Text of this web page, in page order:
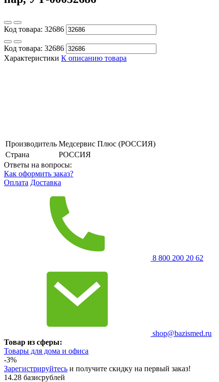
Код товара: 32686
Код товара: 32686
Характеристики К описанию товара
Производитель Медсервис Плюс (РОССИЯ)
Страна
РОССИЯ
Ответы на вопросы:
Как оформить заказ?
Оплата Доставка
8 800 200 20 62
shop@bazismed.ru
Товар из сферы:
Товары для дома и офиса
-3%
Зарегистрируйтесь и получите скидку на первый заказ!
14.28 базисрублей